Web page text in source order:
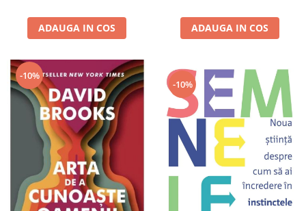
ADAUGA IN COS ADAUGA IN COS
-10%
-10%